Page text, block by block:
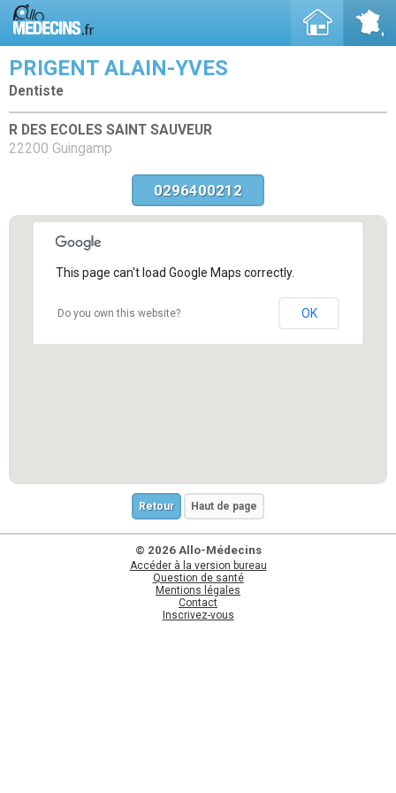
PRIGENT ALAIN-YVES
Dentiste
R DES ECOLES SAINT SAUVEUR
22200 Guingamp
0296400212
This page can't load Google Maps correctly.
Do you own this website? OK
Retour Haut de page
© 2026 Allo-Médecins
Accéder à la version bureau
Question de santé
Mentions légales
Contact
Inscrivez-vous